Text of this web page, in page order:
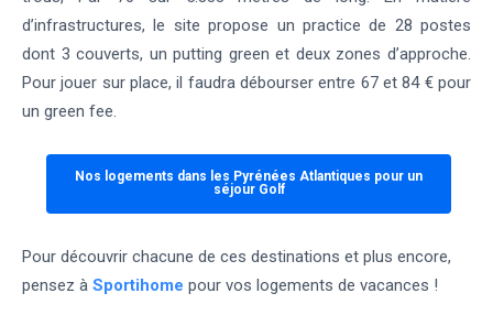
d’infrastructures, le site propose un practice de 28 postes
dont 3 couverts, un putting green et deux zones d’approche.
Pour jouer sur place, il faudra débourser entre 67 et 84 € pour
un green fee.
Nos logements dans les Pyrénées Atlantiques pour un
séjour Golf
Pour découvrir chacune de ces destinations et plus encore,
pensez à Sportihome pour vos logements de vacances !